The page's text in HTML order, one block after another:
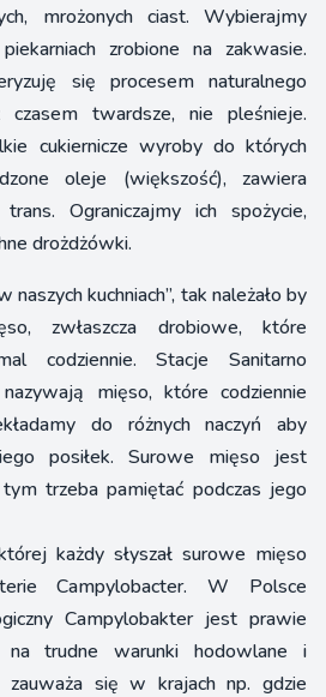
mrożonych ciast. Wybierajmy
zrobione na zakwasie.
się procesem naturalnego
twardsze, nie pleśnieje.
cukiernicze wyroby do których
oleje (większość), zawiera
Ograniczajmy ich spożycie,
drożdżówki.
naszych kuchniach”, tak należało by
zwłaszcza drobiowe, które
codziennie. Stacje Sanitarno
mięso, które codziennie
do różnych naczyń aby
posiłek. Surowe mięso jest
trzeba pamiętać podczas jego
każdy słyszał surowe mięso
Campylobacter. W Polsce
Campylobakter jest prawie
trudne warunki hodowlane i
zauważa się w krajach np. gdzie